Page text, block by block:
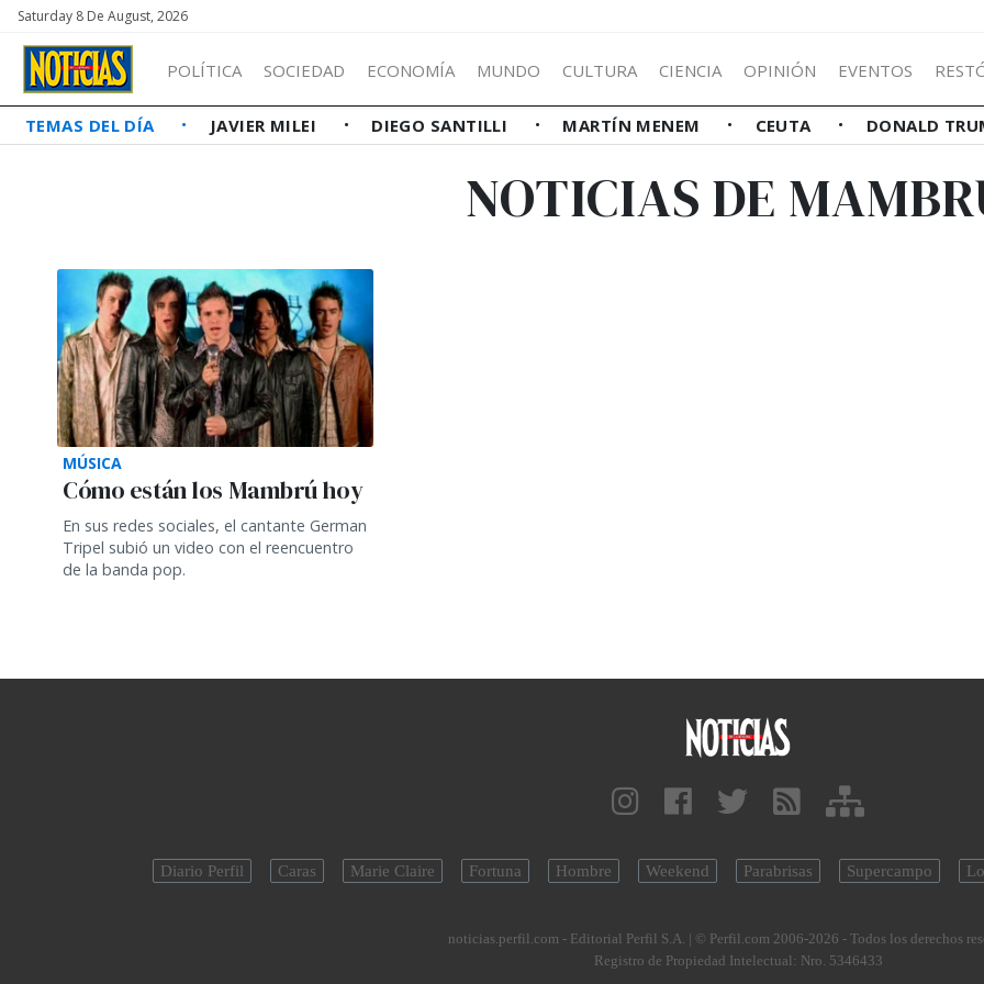
Saturday 8 De August, 2026
POLÍTICA SOCIEDAD ECONOMÍA MUNDO CULTURA CIENCIA OPINIÓN EVENTOS
TEMAS DEL DÍA JAVIER MILEI DIEGO SANTILLI MARTÍN MENEM CEUTA DONALD
NOTICIAS DE
MÚSICA
Cómo están los Mambrú hoy
En sus redes sociales, el cantante German
Tripel subió un video con el reencuentro
de la banda pop.
Diario Perfil Caras Marie Claire Fortuna Hombre Weekend Parabrisas Supercampo
noticias.perfil.com - Editorial Perfil S.A. | © Perfil.com 2006-2026 - Todos los derechos
Registro de Propiedad Intelectual: Nro. 5346433